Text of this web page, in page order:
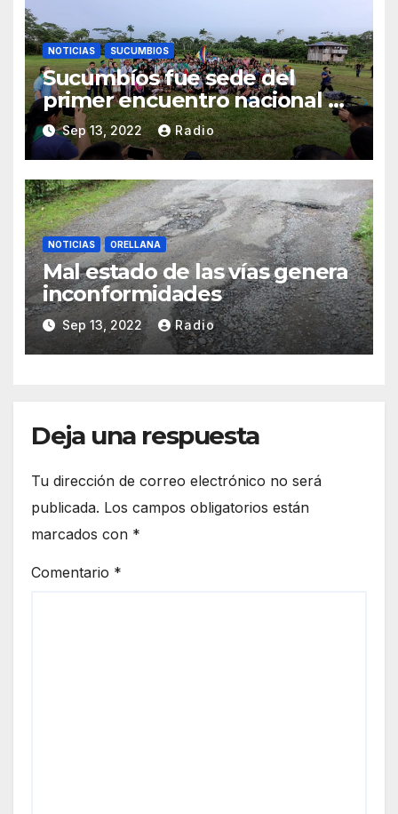
NOTICIAS SUCUMBIOS
Sucumbíos fue sede del
primer encuentro nacional de
guardias indígenas
Sep 13, 2022 Radio
NOTICIAS ORELLANA
Mal estado de las vías genera
inconformidades
Sep 13, 2022 Radio
Deja una respuesta
Tu dirección de correo electrónico no será
publicada. Los campos obligatorios están
marcados con *
Comentario *